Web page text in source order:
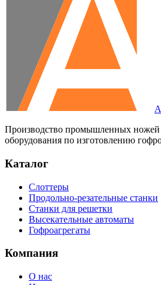
Производство промышленных ножей
оборудования по изготовлению
Каталог
Слоттеры
Продольно-резательные станки
Станки для решетки
Высекательные автоматы
Гофроагрегаты
Компания
О нас